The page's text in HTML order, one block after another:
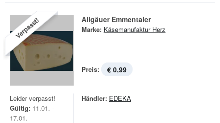
Verpasst! Allgäuer Emmentaler
Marke: Käsemanufaktur Herz
Preis: € 0,99
Leider verpasst!
Gültig: 11.01. -
17.01.
Händler: EDEKA